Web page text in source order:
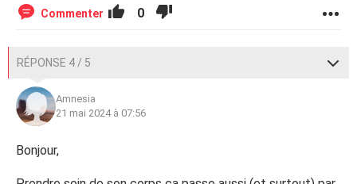
Commenter 0
RÉPONSE 4 / 5
Amnesia
21 mai 2024 à 07:56
Bonjour,